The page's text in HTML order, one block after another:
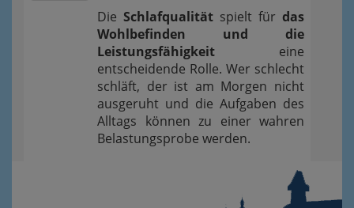
Die Schlafqualität spielt für das
Wohlbefinden und die
Leistungsfähigkeit eine
entscheidende Rolle. Wer schlecht
schläft, der ist am Morgen nicht
ausgeruht und die Aufgaben des
Alltags können zu einer wahren
Belastungsprobe werden.